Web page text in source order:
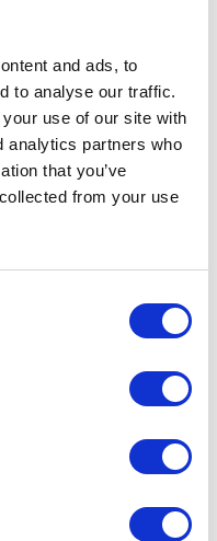
and ads, to
to analyse our traffic.
use of our site with
analytics partners who
that you’ve
from your use
i retning
følge preparert løype
Dette siste stykket er
kvistet løype sørover
Bjørnevasshytta.
For mer